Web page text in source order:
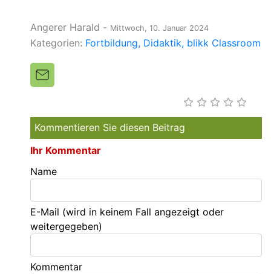
Angerer Harald - Mittwoch, 10. Januar 2024
Kategorien: Fortbildung Didaktik blikk Classroom
Kommentieren Sie diesen Beitrag
Ihr Kommentar
Name
E-Mail (wird in keinem Fall angezeigt oder
weitergegeben)
Kommentar